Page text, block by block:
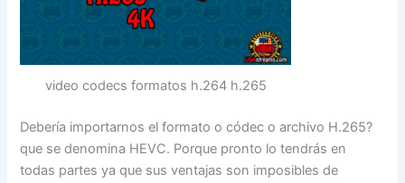
video codecs formatos h.264 h.265
Debería importarnos el formato o códec o archivo H.265?
que se denomina HEVC. Porque pronto lo tendrás en
todas partes ya que sus ventajas son imposibles de